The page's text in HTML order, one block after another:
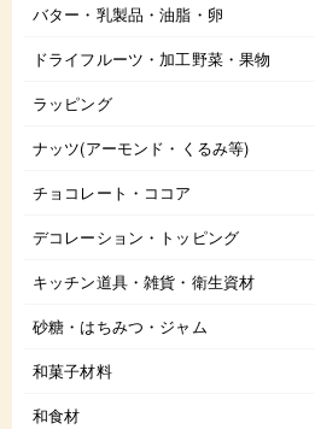
バター・乳製品・油脂・卵
ドライフルーツ・加工野菜・果物
ラッピング
ナッツ(アーモンド・くるみ等)
チョコレート・ココア
デコレーション・トッピング
キッチン道具・雑貨・衛生資材
砂糖・はちみつ・ジャム
和菓子材料
和食材